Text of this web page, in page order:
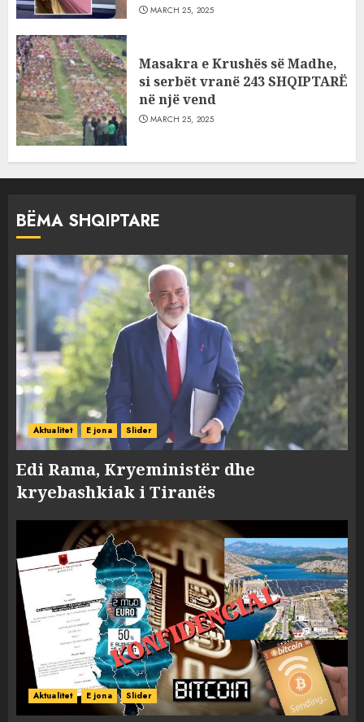
MARCH 25, 2025
Masakra e Krushës së Madhe,
si serbët vranë 243 SHQIPTARË
në një vend
MARCH 25, 2025
BËMA SHQIPTARE
Aktualitet E jona Slider
Edi Rama, Kryeministër dhe
kryebashkiak i Tiranës
Aktualitet E jona Slider